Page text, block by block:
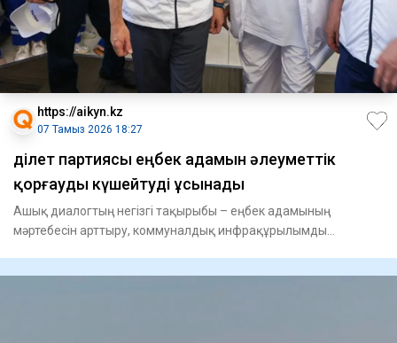
https://aikyn.kz
07 Тамыз 2026 18:27
Әділет партиясы еңбек адамын әлеуметтік
қорғауды күшейтуді ұсынады
Ашық диалогтың негізгі тақырыбы – еңбек адамының
мәртебесін арттыру, коммуналдық инфрақұрылымды